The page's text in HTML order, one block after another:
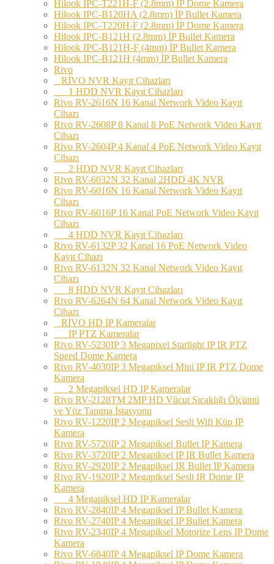
Hilook IPC-T221H-F (2.8mm) İP Dome Kamera
Hilook IPC-B120HA (2.8mm) İP Bullet Kamera
Hilook IPC-T220H-F (2.8mm) İP Dome Kamera
Hilook IPC-B121H (2.8mm) İP Bullet Kamera
Hilook IPC-B121H-F (4mm) İP Bullet Kamera
Hilook IPC-B121H (4mm) İP Bullet Kamera
Rivo
RİVO NVR Kayıt Cihazları
1 HDD NVR Kayıt Cihazları
Rivo RV-2616N 16 Kanal Network Video Kayıt
Cihazı
Rivo RV-2608P 8 Kanal 8 PoE Network Video Kayıt
Cihazı
Rivo RV-2604P 4 Kanal 4 PoE Network Video Kayıt
Cihazı
2 HDD NVR Kayıt Cihazları
Rivo RV-6032N 32 Kanal 2HDD 4K NVR
Rivo RV-6016N 16 Kanal Network Video Kayıt
Cihazı
Rivo RV-6016P 16 Kanal PoE Network Video Kayıt
Cihazı
4 HDD NVR Kayıt Cihazları
Rivo RV-6132P 32 Kanal 16 PoE Network Video
Kayıt Cihazı
Rivo RV-6132N 32 Kanal Network Video Kayıt
Cihazı
8 HDD NVR Kayıt Cihazları
Rivo RV-6264N 64 Kanal Network Video Kayıt
Cihazı
RİVO HD IP Kameralar
IP PTZ Kameralar
Rivo RV-5230IP 3 Megapixel Starlight IP IR PTZ
Speed Dome Kamera
Rivo RV-4030IP 3 Megapiksel Mini IP IR PTZ Dome
Kamera
2 Megapiksel HD IP Kameralar
Rivo RV-2128TM 2MP HD Vücut Sıcaklığı Ölçümü
ve Yüz Tanıma İstasyonu
Rivo RV-1220IP 2 Megapiksel Sesli Wifi Küp IP
Kamera
Rivo RV-5720IP 2 Megapiksel Bullet IP Kamera
Rivo RV-3720IP 2 Megapiksel IP IR Bullet Kamera
Rivo RV-2920IP 2 Megapiksel IR Bullet IP Kamera
Rivo RV-1920IP 2 Megapiksel Sesli IR Dome IP
Kamera
4 Megapiksel HD IP Kameralar
Rivo RV-2840IP 4 Megapiksel IP Bullet Kamera
Rivo RV-2740IP 4 Megapiksel IP Bullet Kamera
Rivo RV-2340IP 4 Megapiksel Motorize Lens IP Dome
Kamera
Rivo RV-6840IP 4 Megapiksel IP Dome Kamera